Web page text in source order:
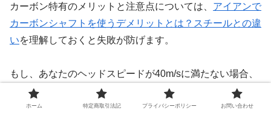
カーボン特有のメリットと注意点については、 アイアンで
カーボンシャフトを使うデメリットとは？スチールとの違
いを理解しておくと失敗が防げます。
もし、あなたのヘッドスピードが40m/sに満たない場合、
フレックスSを選択すると、シャフトを十分に撓らせるこ
とができません。
ホーム 特定商取引法記 プライバシーポリシー お問い合わせ